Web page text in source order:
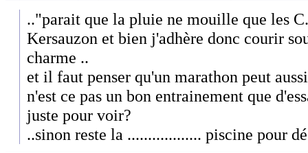
.."parait que la pluie ne mouille que les
Kersauzon et bien j'adhère donc courir
charme ..
et il faut penser qu'un marathon peut
n'est ce pas un bon entrainement que
juste pour voir?
..sinon reste la .................. piscine pour